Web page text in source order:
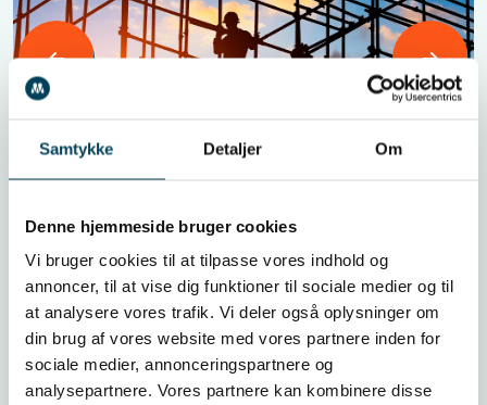
Samtykke Detaljer Om
Denne hjemmeside bruger cookies
Vi bruger cookies til at tilpasse vores indhold og
annoncer, til at vise dig funktioner til sociale medier og til
at analysere vores trafik. Vi deler også oplysninger om
din brug af vores website med vores partnere inden for
sociale medier, annonceringspartnere og
analysepartnere. Vores partnere kan kombinere disse
Kontakt os
Umbraco-videreudvikling, support og
opgraderinger